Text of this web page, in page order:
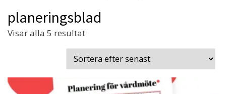
planeringsblad
Visar alla 5 resultatSortera
efter
senaste